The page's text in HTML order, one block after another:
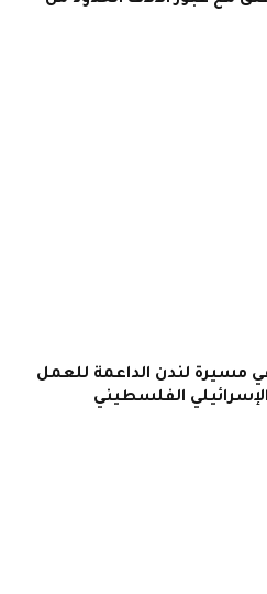
مسيرة لندن الداعمة للعمل
الفلسطيني